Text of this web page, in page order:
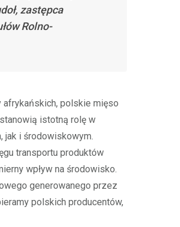
zastępca
Rolno-
afrykańskich, polskie mięso
istotną rolę w
jak i środowiskowym.
transportu produktów
wpływ na środowisko.
generowanego przez
polskich producentów,